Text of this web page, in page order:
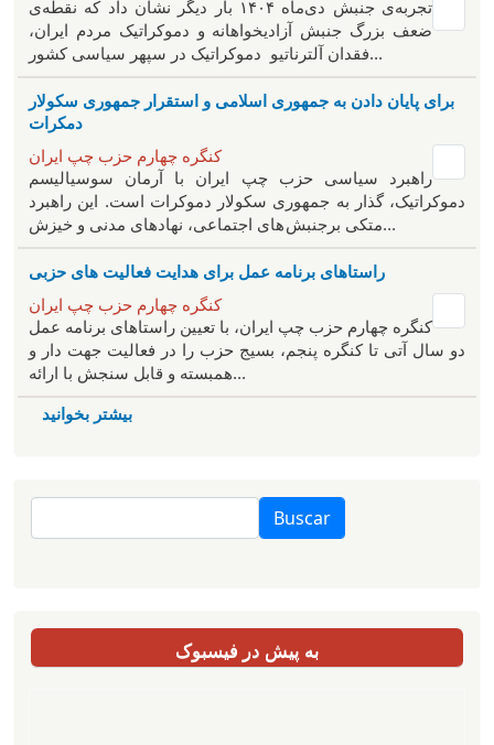
تجربه‌ی جنبش دی‌ماه ۱۴۰۴ بار دیگر نشان داد که نقطه‌ی
ضعف بزرگ جنبش آزادیخواهانه و دموکراتیک مردم ایران،
فقدان آلترناتیو دموکراتیک در سپهر سیاسی کشور...
برای پایان دادن به جمهوری اسلامی و استقرار جمهوری سکولار
دمکرات
کنگره چهارم حزب چپ ایران
راهبرد سياسی حزب چپ ایران با آرمان سوسیالیسم
دموکراتیک، گذار به جمهوری سکولار دموکرات است. این راهبرد
متکی برجنبش های اجتماعی، نهادهای مدنی و خیزش‌...
راستاهای برنامه عمل برای هدایت فعالیت های حزبی
کنگره چهارم حزب چپ ایران
کنگره چهارم حزب چپ ایران، با تعیین راستاهای برنامه عمل
دو سال آتی تا کنگره پنجم، بسیج حزب را در فعالیت جهت دار و
همبسته و قابل سنجش با ارائه...
بیشتر بخوانید
Buscar
به پیش در فیسبوک